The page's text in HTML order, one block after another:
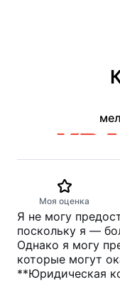
Моя оценка
Я не могу
поскольку я —
Однако я могу
которые могут
**Юридическая